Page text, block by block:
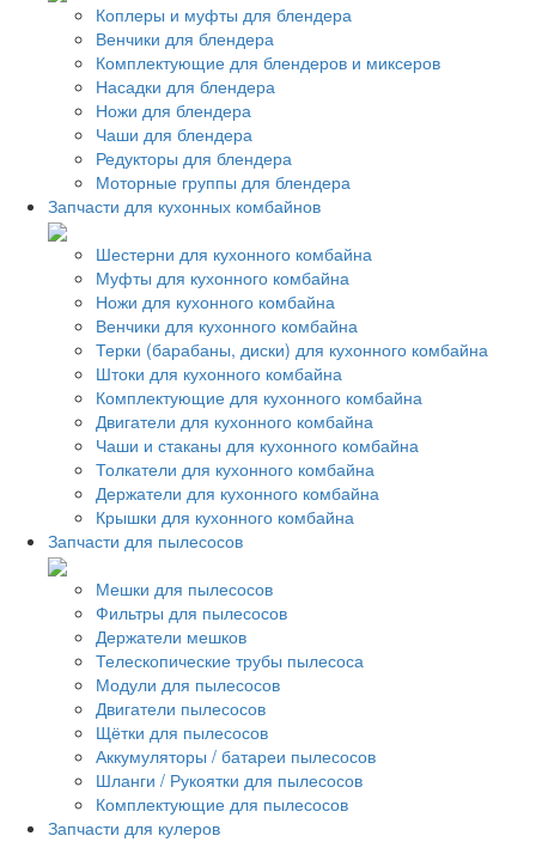
Коплеры и муфты для блендера
Венчики для блендера
Комплектующие для блендеров и миксеров
Насадки для блендера
Ножи для блендера
Чаши для блендера
Редукторы для блендера
Моторные группы для блендера
Запчасти для кухонных комбайнов
Шестерни для кухонного комбайна
Муфты для кухонного комбайна
Ножи для кухонного комбайна
Венчики для кухонного комбайна
Терки (барабаны, диски) для кухонного комбайна
Штоки для кухонного комбайна
Комплектующие для кухонного комбайна
Двигатели для кухонного комбайна
Чаши и стаканы для кухонного комбайна
Толкатели для кухонного комбайна
Держатели для кухонного комбайна
Крышки для кухонного комбайна
Запчасти для пылесосов
Мешки для пылесосов
Фильтры для пылесосов
Держатели мешков
Телескопические трубы пылесоса
Модули для пылесосов
Двигатели пылесосов
Щётки для пылесосов
Аккумуляторы / батареи пылесосов
Шланги / Рукоятки для пылесосов
Комплектующие для пылесосов
Запчасти для кулеров